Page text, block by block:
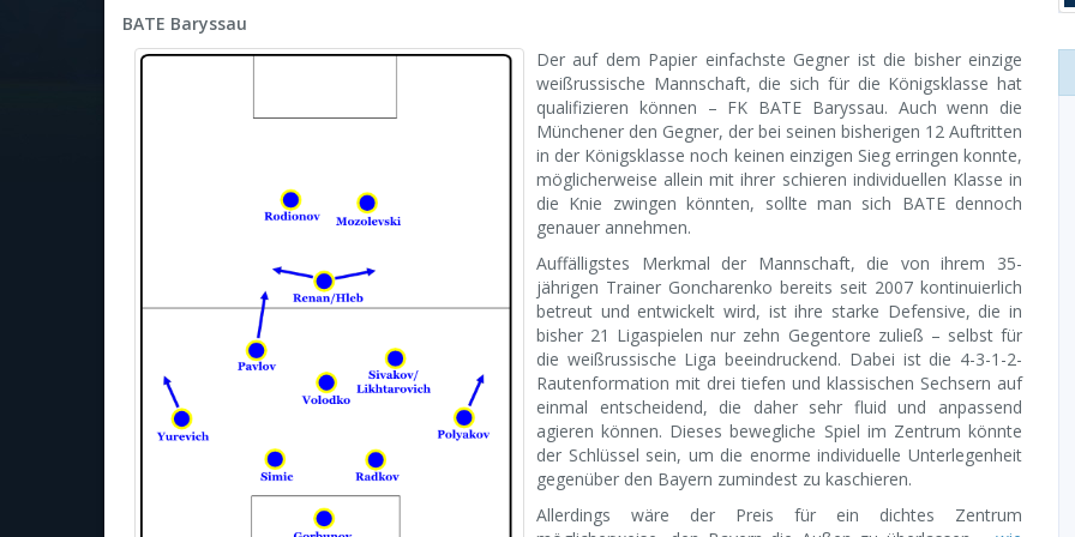
BATE Baryssau
Der auf dem Papier einfachste Gegner ist die bisher einzige
weißrussische Mannschaft, die sich für die Königsklasse hat
qualifizieren können – FK BATE Baryssau. Auch wenn die
Münchener den Gegner, der bei seinen bisherigen 12 Auftritten
in der Königsklasse noch keinen einzigen Sieg erringen konnte,
möglicherweise allein mit ihrer schieren individuellen Klasse in
die Knie zwingen könnten, sollte man sich BATE dennoch
genauer annehmen.
Auffälligstes Merkmal der Mannschaft, die von ihrem 35-
jährigen Trainer Goncharenko bereits seit 2007 kontinuierlich
betreut und entwickelt wird, ist ihre starke Defensive, die in
bisher 21 Ligaspielen nur zehn Gegentore zuließ – selbst für
die weißrussische Liga beeindruckend. Dabei ist die 4-3-1-2-
Rautenformation mit drei tiefen und klassischen Sechsern auf
einmal entscheidend, die daher sehr fluid und anpassend
agieren können. Dieses bewegliche Spiel im Zentrum könnte
der Schlüssel sein, um die enorme individuelle Unterlegenheit
gegenüber den Bayern zumindest zu kaschieren.
Allerdings wäre der Preis für ein dichtes Zentrum